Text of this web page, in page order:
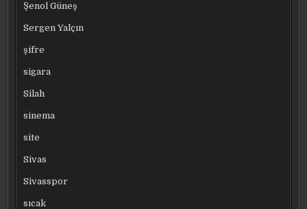
Şenol Güneş
Sergen Yalçın
şifre
sigara
Silah
sinema
site
Sivas
Sivasspor
sıcak